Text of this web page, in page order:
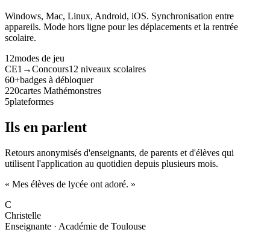
Windows, Mac, Linux, Android, iOS. Synchronisation entre
appareils. Mode hors ligne pour les déplacements et la rentrée
scolaire.
12modes de jeu
CE1→Concours12 niveaux scolaires
60+badges à débloquer
220cartes Mathémonstres
5plateformes
Ils en parlent
Retours anonymisés d'enseignants, de parents et d'élèves qui
utilisent l'application au quotidien depuis plusieurs mois.
« Mes élèves de lycée ont adoré. »
C
Christelle
Enseignante · Académie de Toulouse